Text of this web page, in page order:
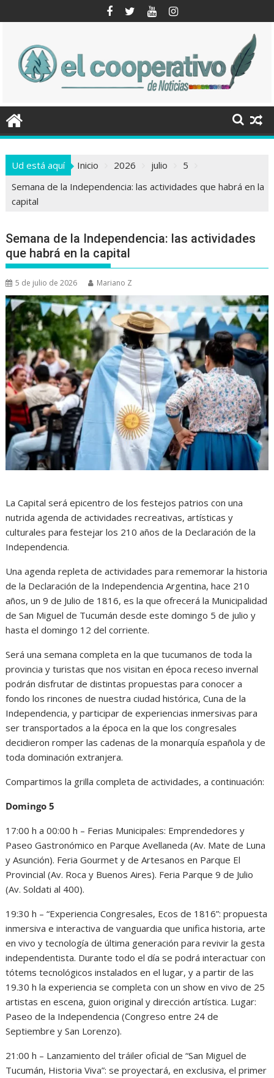
al
Ud está aquí Inicio 2026 julio
5
Semana de la Independencia: las actividades que habrá en la
capital
Semana de la Independencia: las actividades
que habrá en la capital
5 de julio de 2026 Mariano Z
La Capital será epicentro de los festejos patrios con una
nutrida agenda de actividades recreativas, artísticas y
culturales para festejar los 210 años de la Declaración de la
Independencia.
Una agenda repleta de actividades para rememorar la historia
de la Declaración de la Independencia Argentina, hace 210
años, un 9 de Julio de 1816, es la que ofrecerá la Municipalidad
de San Miguel de Tucumán desde este domingo 5 de julio y
hasta el domingo 12 del corriente.
Será una semana completa en la que tucumanos de toda la
provincia y turistas que nos visitan en época receso invernal
podrán disfrutar de distintas propuestas para conocer a
fondo los rincones de nuestra ciudad histórica, Cuna de la
Independencia, y participar de experiencias inmersivas para
ser transportados a la época en la que los congresales
decidieron romper las cadenas de la monarquía española y de
toda dominación extranjera.
Compartimos la grilla completa de actividades, a continuación:
Domingo 5
17:00 h a 00:00 h – Ferias Municipales: Emprendedores y
Paseo Gastronómico en Parque Avellaneda (Av. Mate de Luna
y Asunción). Feria Gourmet y de Artesanos en Parque El
Provincial (Av. Roca y Buenos Aires). Feria Parque 9 de Julio
(Av. Soldati al 400).
19:30 h – “Experiencia Congresales, Ecos de 1816”: propuesta
inmersiva e interactiva de vanguardia que unifica historia, arte
en vivo y tecnología de última generación para revivir la gesta
independentista. Durante todo el día se podrá interactuar con
tótems tecnológicos instalados en el lugar, y a partir de las
19.30 h la experiencia se completa con un show en vivo de 25
artistas en escena, guion original y dirección artística. Lugar:
Paseo de la Independencia (Congreso entre 24 de
Septiembre y San Lorenzo).
21:00 h – Lanzamiento del tráiler oficial de “San Miguel de
Tucumán, Historia Viva”: se proyectará, en exclusiva, el primer